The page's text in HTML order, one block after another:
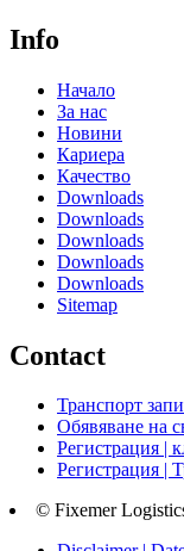
Info
Начало
За нас
Новини
Кариера
Качество
Downloads
Downloads
Downloads
Downloads
Downloads
Sitemap
Contact
Транспорт
Обявяване на
Регистрация |
Регистрация |
© Fixemer